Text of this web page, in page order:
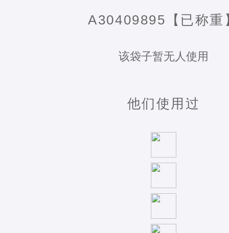
A30409895【已称重
该袋子暂无人使用
他们使用过